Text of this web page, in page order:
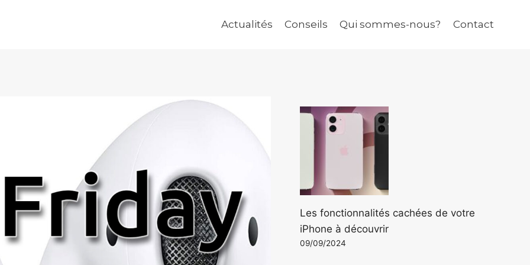
Actualités Conseils Qui sommes-nous? Contact
Les fonctionnalités cachées de votre
iPhone à découvrir
09/09/2024